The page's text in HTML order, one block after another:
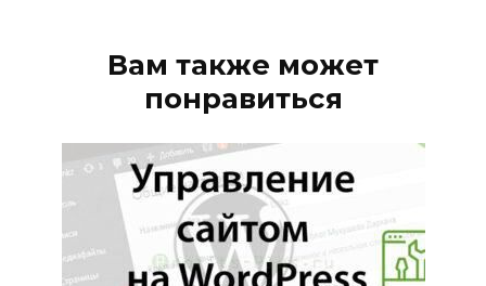
Вам также может
понравиться